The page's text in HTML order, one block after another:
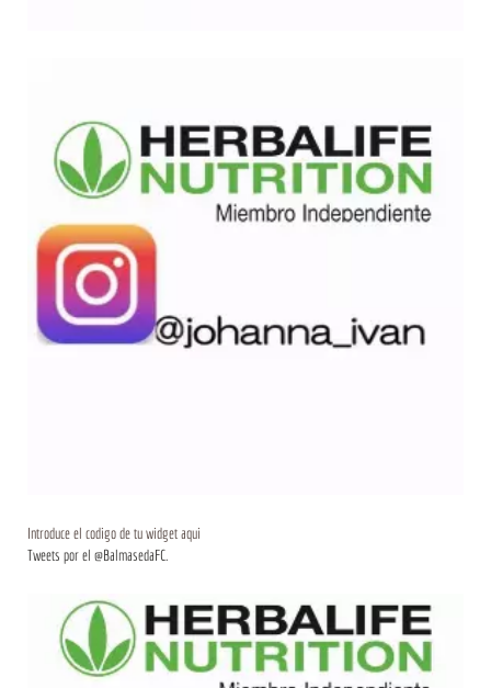
Introduce el codigo de tu widget aqui
Tweets por el @BalmasedaFC.